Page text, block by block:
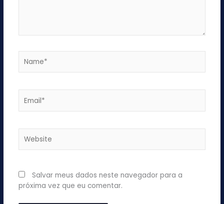
Salvar meus dados neste navegador para a
próxima vez que eu comentar.